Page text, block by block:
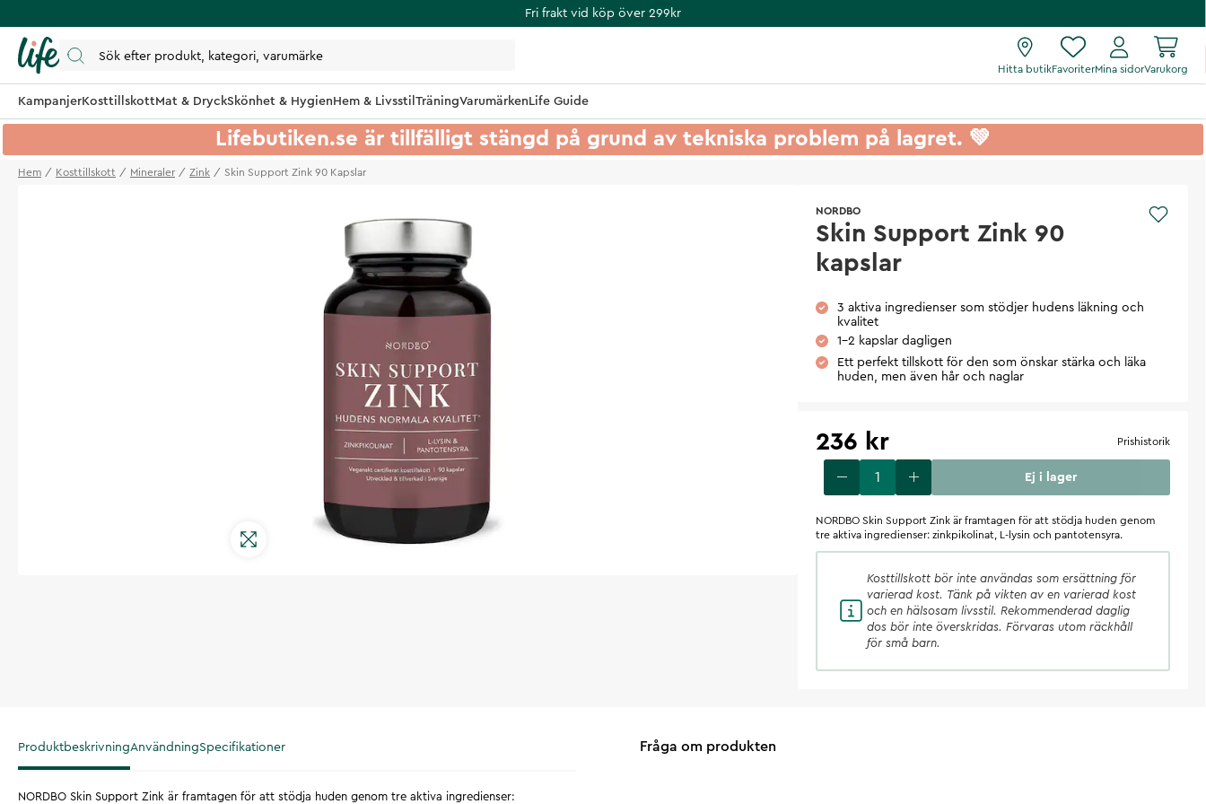
Fri frakt vid köp över 299kr
Hitta butikFavoriterMina sidorVarukorg
KampanjerKosttillskottMat & DryckSkönhet & HygienHem & Livsstil TräningVarumärkenLife Guide
Lifebutiken.se är tillfälligt stängd på grund av tekniska problem på lagret. 💚
Hem Kosttillskott Mineraler Zink Skin Support Zink 90 Kapslar
NORDBO
Skin Support Zink 90
kapslar
3 aktiva ingredienser som stödjer hudens läkning och
kvalitet
1-2 kapslar dagligen
Ett perfekt tillskott för den som önskar stärka och läka
huden, men även hår och naglar
236 kr Prishistorik
Ej i lager
NORDBO Skin Support Zink är framtagen för att stödja huden genom
tre aktiva ingredienser: zinkpikolinat, L-lysin och pantotensyra.
Kosttillskott bör inte användas som ersättning för
varierad kost. Tänk på vikten av en varierad kost
och en hälsosam livsstil. Rekommenderad daglig
dos bör inte överskridas. Förvaras utom räckhåll
för små barn.
ProduktbeskrivningAnvändningSpecifikationer
NORDBO Skin Support Zink är framtagen för att stödja huden genom tre aktiva ingredienser:
Fråga om produkten